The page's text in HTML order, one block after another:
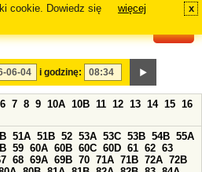
cookie. Dowiedz się
więcej x
i godzinę:
6 7 8 9 10A 10B 11 12 13 14 15 16
51A 51B 52 53A 53C 53B 54B 55A
59 60A 60B 60C 60D 61 62 63
68 69A 69B 70 71A 71B 72A 72B